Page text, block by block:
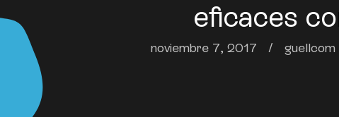
eficaces
noviembre 7, 2017 / guellcom